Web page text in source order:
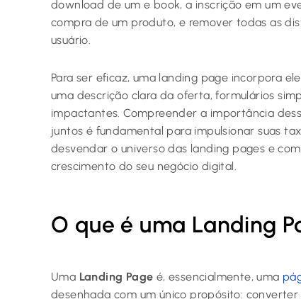
download de um e book, a inscrição em um
compra de um produto, e remover todas as
usuário.
Para ser eficaz, uma landing page incorpora
uma descrição clara da oferta, formulários
impactantes. Compreender a importância
juntos é fundamental para impulsionar suas
desvendar o universo das landing pages e
crescimento do seu negócio digital.
O que é uma Landing
Uma Landing Page é, essencialmente, uma
desenhada com um único propósito: